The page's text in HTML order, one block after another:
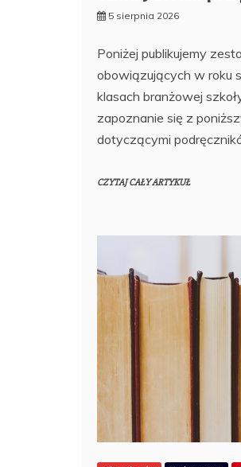
5 sierpnia 2026
Poniżej publikujemy
obowiązujących w roku
klasach branżowej
zapoznanie się z
dotyczącymi
CZYTAJ CAŁY ARTYKUŁ